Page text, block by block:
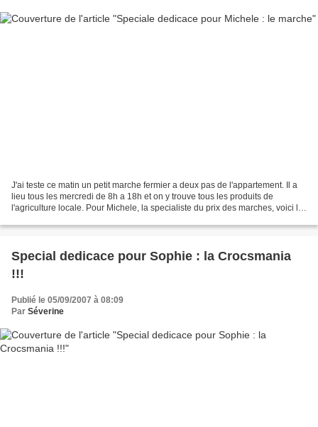
J'ai teste ce matin un petit marche fermier a deux pas de l'appartement. Il a
lieu tous les mercredi de 8h a 18h et on y trouve tous les produits de
l'agriculture locale. Pour Michele, la specialiste du prix des marches, voici le
Special dedicace pour Sophie : la Crocsmania
!!!
Publié le 05/09/2007 à 08:09
Par Séverine